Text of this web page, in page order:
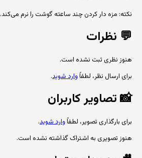
نکته: مزه دار کردن چند ساعته گوشت را نرم می‌کند.
💬 نظرات
هنوز نظری ثبت نشده است.
برای ارسال نظر، لطفاًوارد شوید.
📸تصاویر کاربران
برای بارگذاری تصویر، لطفاًوارد شوید.
هنوز تصویری به اشتراک گذاشته نشده است.